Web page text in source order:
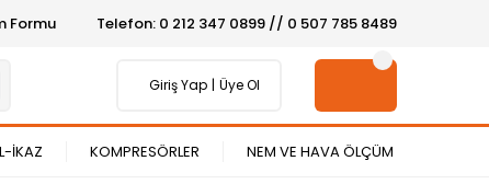
Formu Telefon: 0 212 347 0899 // 0 507 785 8489
Giriş Yap Üye Ol
İKAZ KOMPRESÖRLER NEM VE HAVA ÖLÇÜM